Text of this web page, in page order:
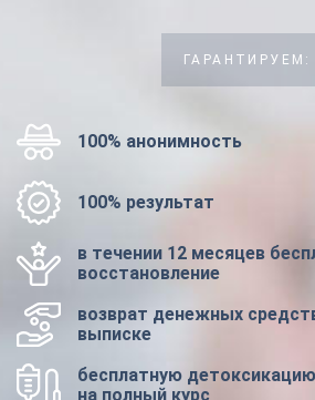
ГАРАНТИРУЕМ:
100% анонимность
100% результат
в течении 12 месяцев
восстановление
возврат денежных
выписке
бесплатную
на полный курс